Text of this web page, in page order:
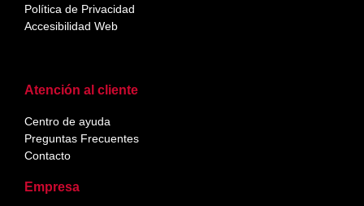
Atención al cliente
Centro de ayuda
Preguntas Frecuentes
Contacto
Empresa
Política de Privacidad
Accesibilidad Web